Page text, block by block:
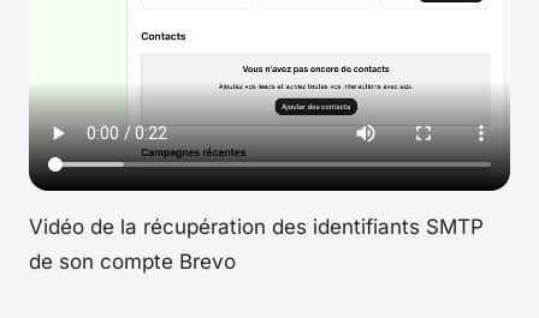
Vidéo de la récupération des identifiants SMTP
de son compte Brevo